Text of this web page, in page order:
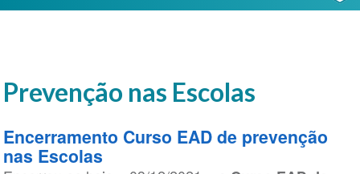
Prevenção nas Escolas
Encerramento Curso EAD de prevenção
nas Escolas